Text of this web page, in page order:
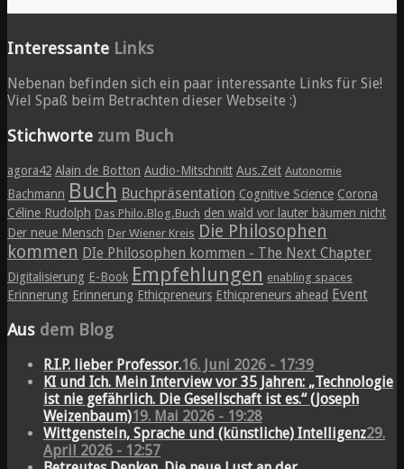
Interessante Links
Nebenan befinden sich ein paar interessante Links für Sie!
Viel Spaß beim Betrachten dieser Webseite :)
Stichworte zum Buch
agora42 Alain de Botton Audio-Mitschnitt Aus.Zeit Autonomie
Bachmann Buch Buchpräsentation Cognitive Science Corona
Céline Rudolph Das Philo.Blog.Buch den wald vor lauter bäumen nicht
Der neue Mensch Der Wiener Kreis Die Philosophen
kommen DIe Philosophen kommen - The Next Chapter
Digitalisierung E-Book Empfehlungen enabling spaces
Erinnerung Erinnerung Ethicpreneurs Ethicpreneurs ahead Event
Aus dem Blog
R.I.P. lieber Professor.16. Juni 2026 - 17:39
KI und Ich. Mein Interview vor 35 Jahren: „Technologie
ist nie gefährlich. Die Gesellschaft ist es.“ (Joseph
Weizenbaum)19. Mai 2026 - 19:28
Wittgenstein, Sprache und (künstliche) Intelligenz29.
April 2026 - 12:57